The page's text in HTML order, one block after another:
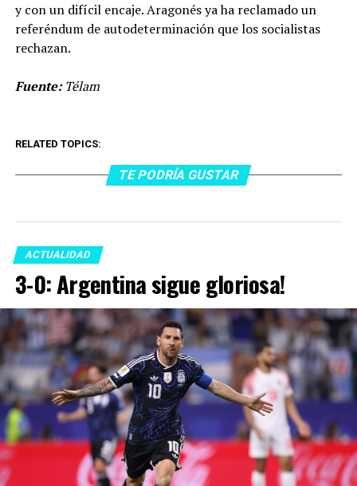
y con un difícil encaje. Aragonés ya ha reclamado un
referéndum de autodeterminación que los socialistas
rechazan.
Fuente:Télam
RELATED TOPICS:
TE PODRÍA GUSTAR
ACTUALIDAD
3-0: Argentina sigue gloriosa!